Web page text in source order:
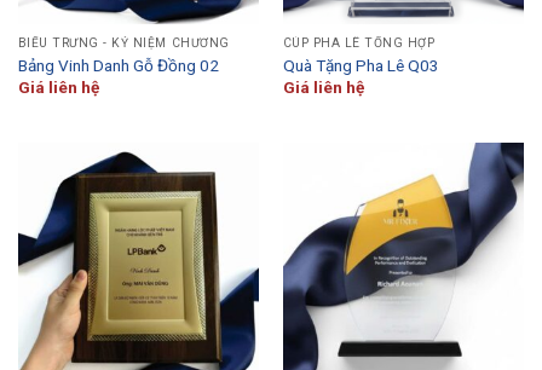
BIỂU TRƯNG - KỶ NIỆM CHƯƠNG
Bảng Vinh Danh Gỗ Đồng 02
Giá liên hệ
CÚP PHA LÊ TỔNG HỢP
Quà Tặng Pha Lê Q03
Giá liên hệ